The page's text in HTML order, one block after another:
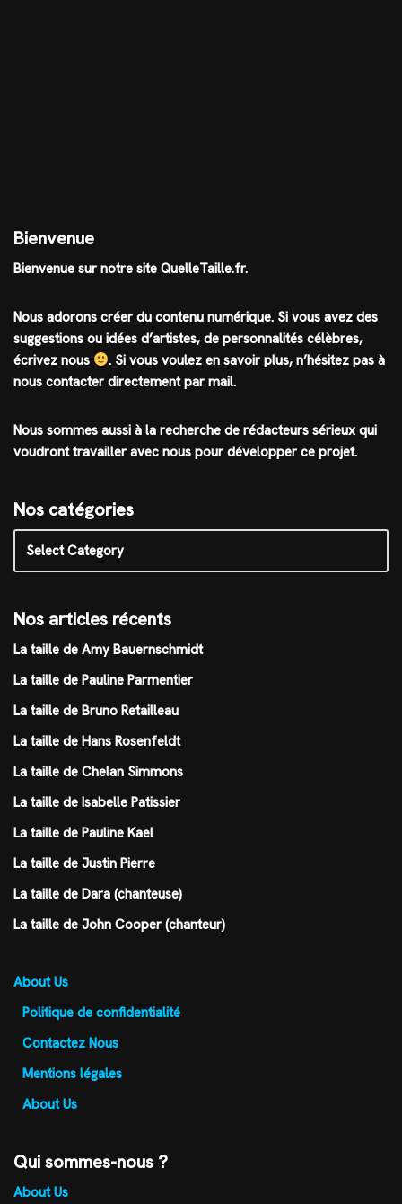
Bienvenue
Bienvenue sur notre site QuelleTaille.fr.
Nous adorons créer du contenu numérique. Si vous avez des
suggestions ou idées d’artistes, de personnalités célèbres,
écrivez nous
. Si vous voulez en savoir plus, n’hésitez pas à
nous contacter directement par mail.
Nous sommes aussi à la recherche de rédacteurs sérieux qui
voudront travailler avec nous pour développer ce projet.
Nos catégories
Nos articles récents
La taille de Amy Bauernschmidt
La taille de Pauline Parmentier
La taille de Bruno Retailleau
La taille de Hans Rosenfeldt
La taille de Chelan Simmons
La taille de Isabelle Patissier
La taille de Pauline Kael
La taille de Justin Pierre
La taille de Dara (chanteuse)
La taille de John Cooper (chanteur)
About Us
Politique de confidentialité
Contactez Nous
Mentions légales
About Us
Qui sommes-nous ?
About Us